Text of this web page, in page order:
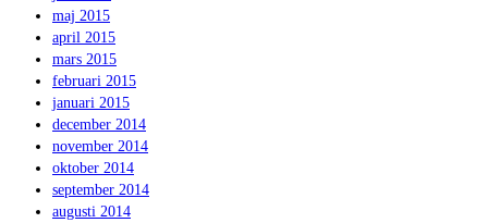
maj 2015
april 2015
mars 2015
februari 2015
januari 2015
december 2014
november 2014
oktober 2014
september 2014
augusti 2014